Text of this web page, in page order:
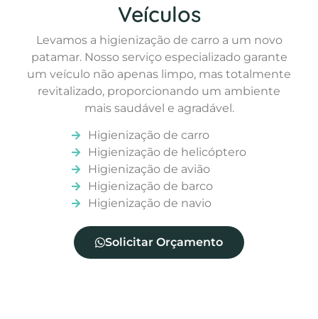
Veículos
Levamos a higienização de carro a um novo
patamar. Nosso serviço especializado garante
um veículo não apenas limpo, mas totalmente
revitalizado, proporcionando um ambiente
mais saudável e agradável.
Higienização de carro
Higienização de helicóptero
Higienização de avião
Higienização de barco
Higienização de navio
Solicitar Orçamento